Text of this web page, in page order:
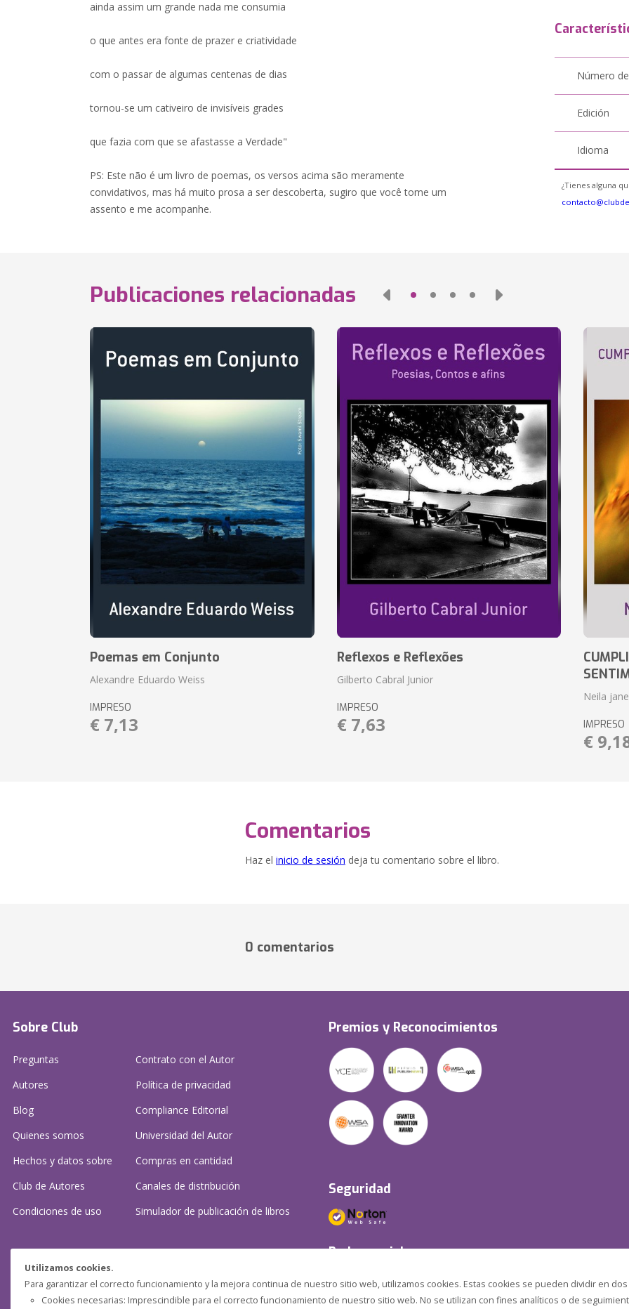
Utilizamos cookies.
Para garantizar el correcto funcionamiento y la mejora continua de nuestro sitio web, utilizamos cookies. Estas cookies se pueden dividir en
Cookies necesarias: Imprescindible para el correcto funcionamiento de nuestro sitio web. No se utilizan con fines analíticos o de
ainda assim um grande nada me consumia
o que antes era fonte de prazer e criatividade
com o passar de algumas centenas de dias
tornou-se um cativeiro de invisíveis grades
que fazia com que se afastasse a Verdade"
PS: Este não é um livro de poemas, os versos acima são meramente
convidativos, mas há muito prosa a ser descoberta, sugiro que você tome um
assento e me acompanhe.
Número
Edición
Idioma
¿Tienes alguna
Publicaciones relacionadas
Poemas em Conjunto
Alexandre Eduardo Weiss
IMPRESO
€ 7,13
Reflexos e Reflexões
Gilberto Cabral Junior
IMPRESO
€ 7,63
Neila
IMPRESO
€
Comentarios
Haz el inicio de sesión deja tu comentario sobre el libro.
0 comentarios
Sobre Club
Preguntas
Autores
Blog
Quienes somos
Hechos y datos sobre
Club de Autores
Condiciones de uso
Contrato con el Autor
Política de privacidad
Compliance Editorial
Universidad del Autor
Compras en cantidad
Canales de distribución
Simulador de publicación de libros
¿Necesitas ayuda?
Preguntas frecuentes
Premios y Reconocimientos
Seguridad
Redes sociales